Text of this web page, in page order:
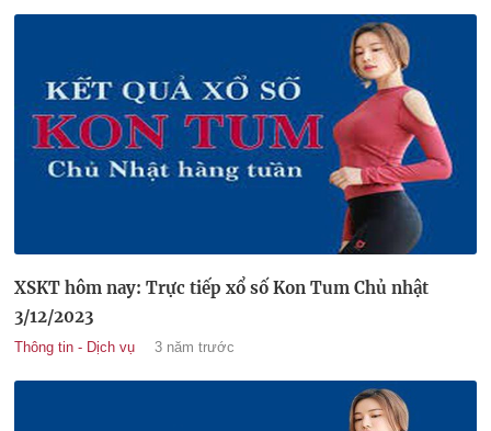
XSKT hôm nay: Trực tiếp xổ số Kon Tum Chủ nhật
3/12/2023
Thông tin - Dịch vụ 3 năm trước